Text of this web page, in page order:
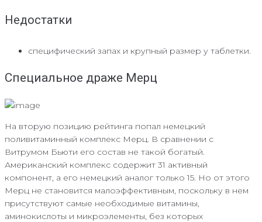
Недостатки
специфический запах и крупный размер у таблетки.
Специальное драже Мерц
На вторую позицию рейтинга попал немецкий
поливитаминный комплекс Мерц. В сравнении с
Витрумом Бьюти его состав не такой богатый.
Американский комплекс содержит 31 активный
компонент, а его немецкий аналог только 15. Но от этого
Мерц не становится малоэффективным, поскольку в нем
присутствуют самые необходимые витамины,
аминокислоты и микроэлементы, без которых